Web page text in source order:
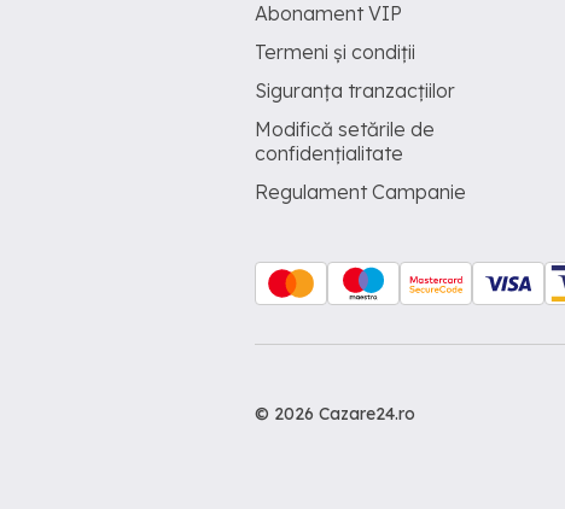
Abonament VIP
Termeni și condiții
Siguranța tranzacțiilor
Modifică setările de
confidențialitate
Regulament Campanie
© 2026 Cazare24.ro